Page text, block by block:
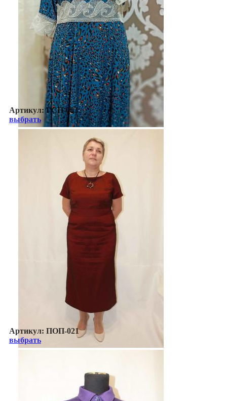
Артикул:ГСП-003
выбрать
Артикул: ПОП-021
выбрать